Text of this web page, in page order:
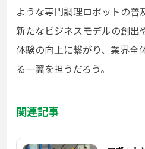
ような専門調理ロボットの普
新たなビジネスモデルの創出
体験の向上に繋がり、業界全
る一翼を担うだろう。
関連記事